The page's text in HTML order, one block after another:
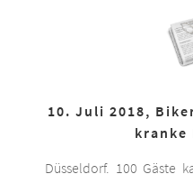
10. Juli 2018,
kranke
Düsseldorf. 100 Gäste